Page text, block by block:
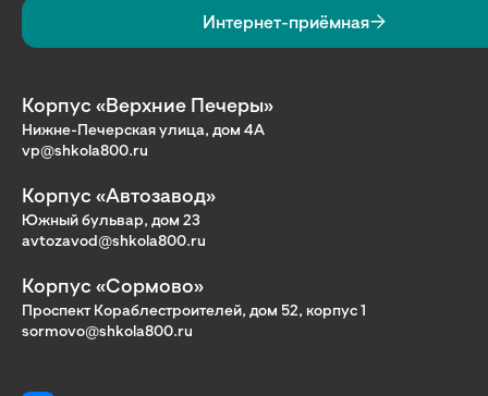
Интернет-приёмная
Корпус «Верхние Печеры»
Нижне-Печерская улица, дом 4А
vp@shkola800.ru
Корпус «Автозавод»
Южный бульвар, дом 23
avtozavod@shkola800.ru
Корпус «Сормово»
Проспект Кораблестроителей, дом 52, корпус 1
sormovo@shkola800.ru